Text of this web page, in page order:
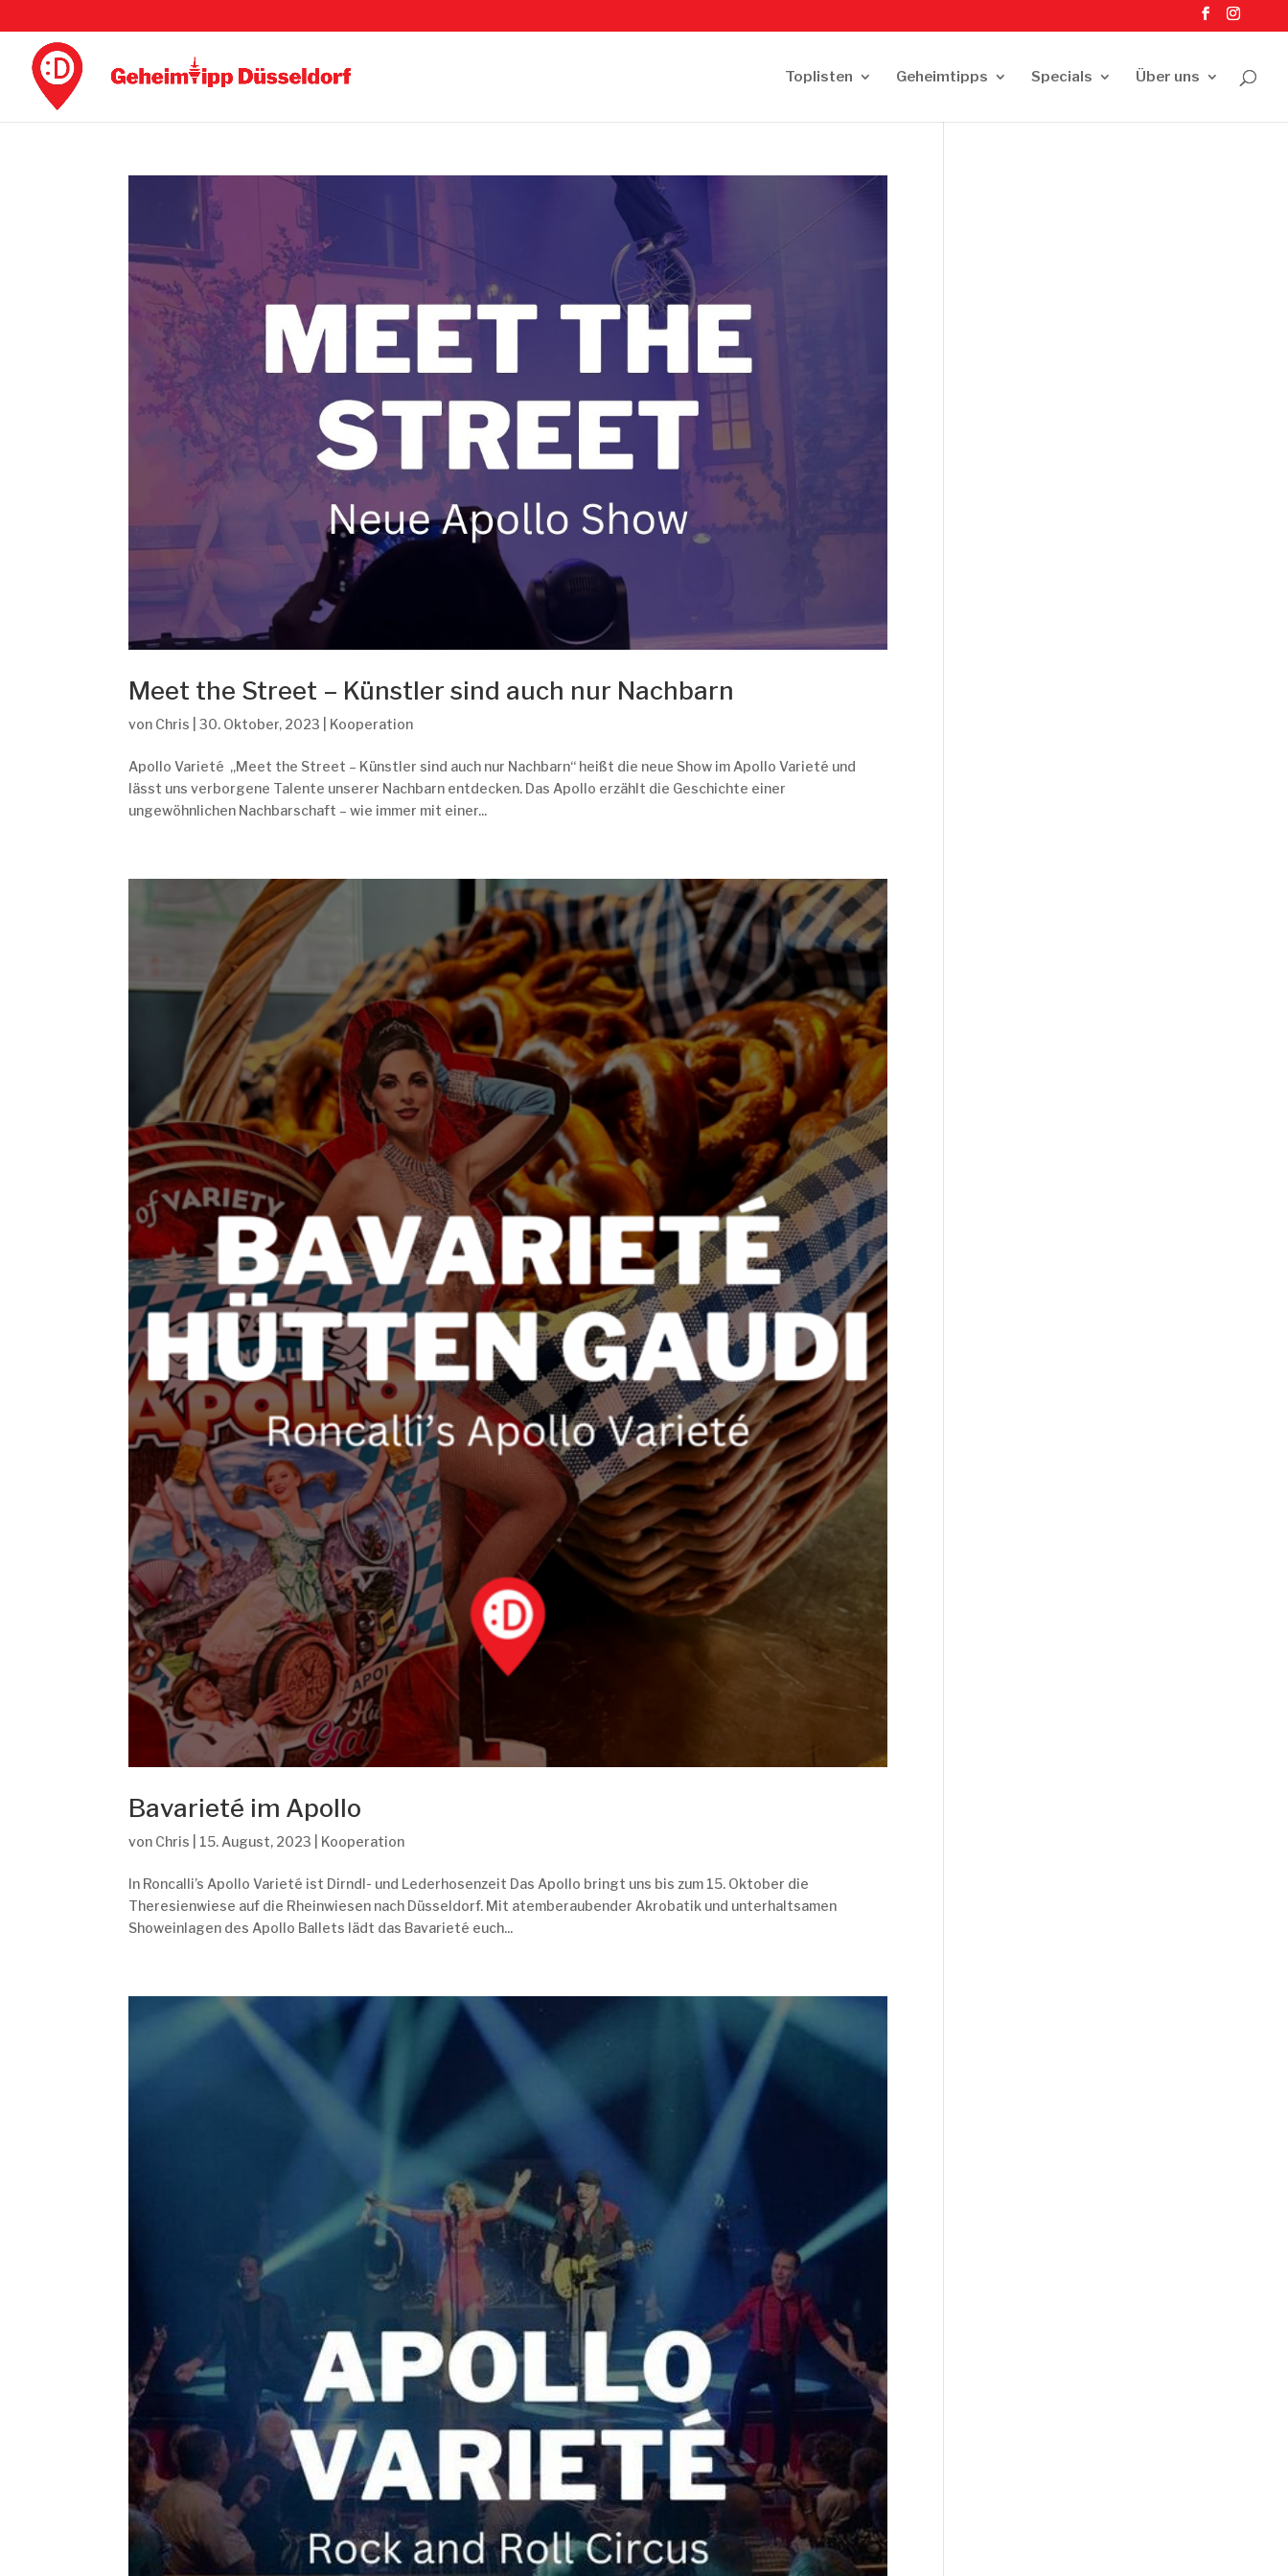
Toplisten Geheimtipps Specials Über uns
Meet the Street – Künstler sind auch nur Nachbarn
von Chris |30. Oktober, 2023 Kooperation
Apollo Varieté „Meet the Street – Künstler sind auch nur Nachbarn“ heißt die neue Show im Apollo Varieté und
lässt uns verborgene Talente unserer Nachbarn entdecken. Das Apollo erzählt die Geschichte einer
ungewöhnlichen Nachbarschaft – wie immer mit einer...
Bavarieté im Apollo
von Chris 15. August, 2023 Kooperation
In Roncalli’s Apollo Varieté ist Dirndl- und Lederhosenzeit Das Apollo bringt uns bis zum 15. Oktober die
Theresienwiese auf die Rheinwiesen nach Düsseldorf. Mit atemberaubender Akrobatik und unterhaltsamen
Showeinlagen des Apollo Ballets lädt das Bavarieté euch...